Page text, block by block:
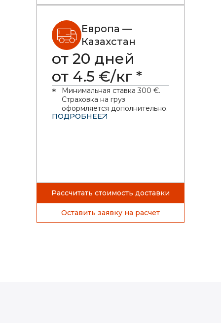
Европа —
Казахстан
от 20 дней
от 4.5 €/кг *
*
Минимальная ставка 300 €.
Страховка на груз
оформляется дополнительно.
ПОДРОБНЕЕ
Рассчитать стоимость доставки
Оставить заявку на расчет